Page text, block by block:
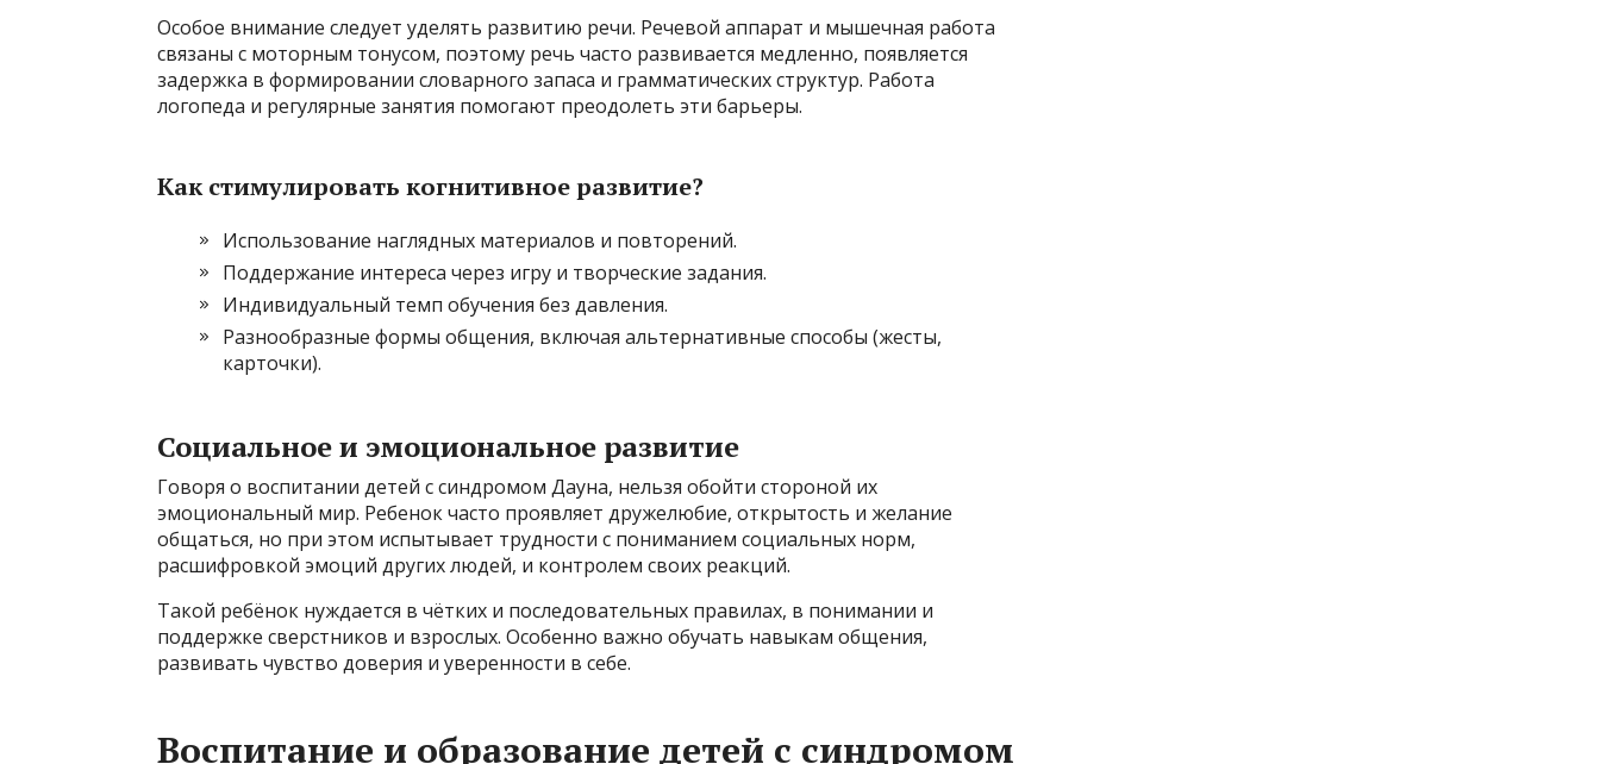
Особое внимание следует уделять развитию речи. Речевой аппарат и мышечная работа
связаны с моторным тонусом, поэтому речь часто развивается медленно, появляется
задержка в формировании словарного запаса и грамматических структур. Работа
логопеда и регулярные занятия помогают преодолеть эти барьеры.
Как стимулировать когнитивное развитие?
Использование наглядных материалов и повторений.
Поддержание интереса через игру и творческие задания.
Индивидуальный темп обучения без давления.
Разнообразные формы общения, включая альтернативные способы (жесты,
карточки).
Социальное и эмоциональное развитие
Говоря о воспитании детей с синдромом Дауна, нельзя обойти стороной их
эмоциональный мир. Ребенок часто проявляет дружелюбие, открытость и желание
общаться, но при этом испытывает трудности с пониманием социальных норм,
расшифровкой эмоций других людей, и контролем своих реакций.
Такой ребёнок нуждается в чётких и последовательных правилах, в понимании и
поддержке сверстников и взрослых. Особенно важно обучать навыкам общения,
развивать чувство доверия и уверенности в себе.
Воспитание и образование детей с синдромом